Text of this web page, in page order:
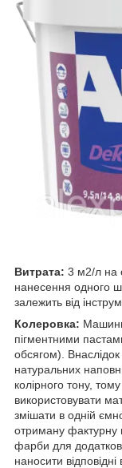
Витрата: 3 м2/л на
нанесення одного
залежить від
Колеровка:
пігментними
обсягом).
натуральних
колірного тону,
використовувати
змішати в одній
отриману фактурну
фарби для
наносити